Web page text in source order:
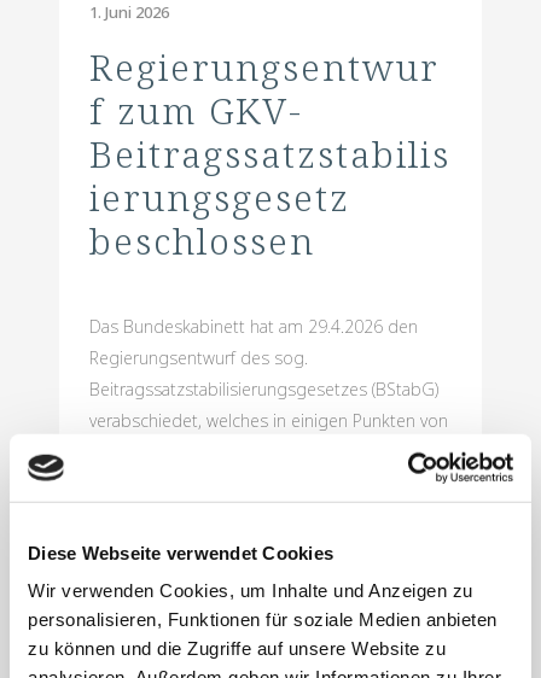
Diese Webseite verwendet Cookies
Wir verwenden Cookies, um Inhalte und Anzeigen zu
personalisieren, Funktionen für soziale Medien anbieten
zu können und die Zugriffe auf unsere Website zu
1. Juni 2026
Regierungsentwur
f zum GKV-
Beitragssatzstabilis
ierungsgesetz
beschlossen
Das Bundeskabinett hat am 29.4.2026 den
Regierungsentwurf des sog.
Beitragssatzstabilisierungsgesetzes (BStabG)
verabschiedet, welches in einigen Punkten von
gesetzlichen Krankenkasse erreicht werden.
zuckerhaltige Getränke in einem separaten...